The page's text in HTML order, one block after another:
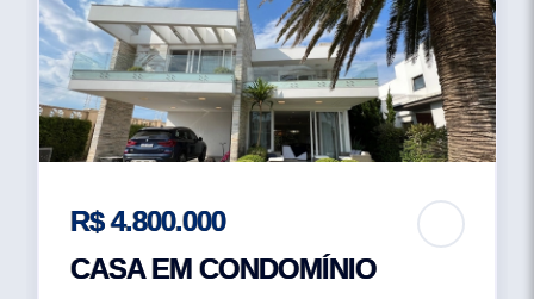
R$ 4.800.000
CASA EM CONDOMÍNIO